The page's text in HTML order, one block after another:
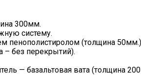
300мм.
систему.
пенополистиролом (толщина
без перекрытий).
— базальтовая вата (толщина